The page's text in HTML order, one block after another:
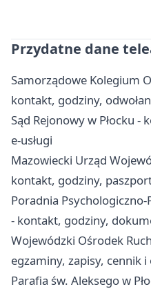
Przydatne dane
Samorządowe Kolegium
kontakt, godziny,
Sąd Rejonowy w Płocku -
e-usługi
Mazowiecki Urząd
kontakt, godziny,
Poradnia Psychologiczno-
- kontakt, godziny,
Wojewódzki Ośrodek
egzaminy, zapisy, cennik i
Parafia św. Aleksego w